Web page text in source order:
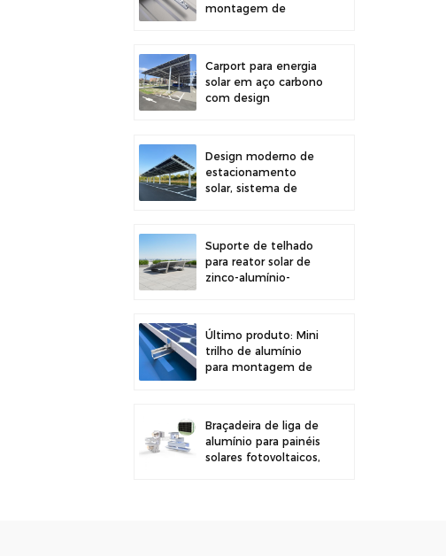
montagem de
estabilidade.
Carport para energia
solar em aço carbono
com design
Design moderno de
estacionamento
solar, sistema de
resistência.
Suporte de telhado
para reator solar de
zinco-alumínio-
fácil instalação.
Último produto: Mini
trilho de alumínio
para montagem de
Braçadeira de liga de
alumínio para painéis
solares fotovoltaicos,